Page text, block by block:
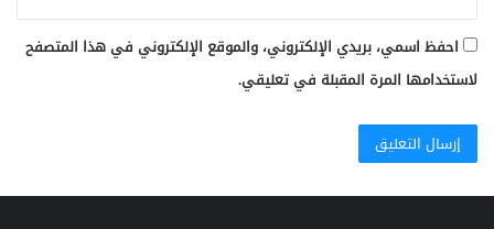
احفظ اسمي، بريدي الإلكتروني، والموقع الإلكتروني في هذا المتصفح
لاستخدامها المرة المقبلة في تعليقي.